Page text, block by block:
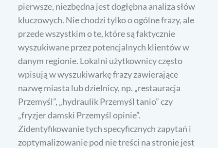
pierwsze, niezbędna jest dogłębna analiza słów
kluczowych. Nie chodzi tylko o ogólne frazy, ale
przede wszystkim o te, które są faktycznie
wyszukiwane przez potencjalnych klientów w
danym regionie. Lokalni użytkownicy często
wpisują w wyszukiwarkę frazy zawierające
nazwę miasta lub dzielnicy, np. „restauracja
Przemyśl”, „hydraulik Przemyśl tanio” czy
„fryzjer damski Przemyśl opinie”.
Zidentyfikowanie tych specyficznych zapytań i
zoptymalizowanie pod nie treści na stronie jest